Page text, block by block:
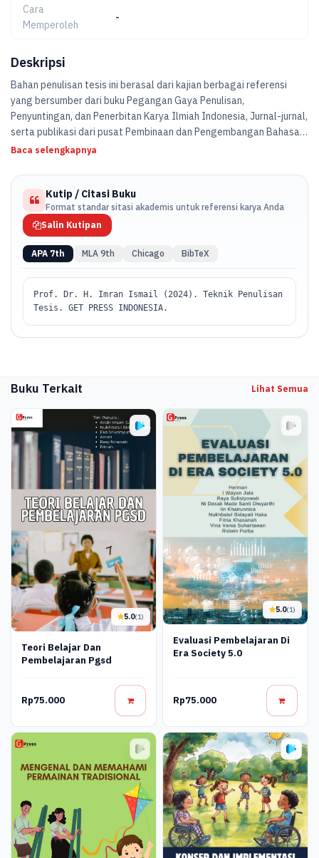
Cara
Memperoleh
-
Deskripsi
Bahan penulisan tesis ini berasal dari kajian berbagai referensi
yang bersumber dari buku Pegangan Gaya Penulisan,
Penyuntingan, dan Penerbitan Karya Ilmiah Indonesia, Jurnal-jurnal,
serta publikasi dari pusat Pembinaan dan Pengembangan Bahasa
Depdikbud Republik Indonesia dan sumber lainnya.
Baca selengkapnya
Kutip / Citasi Buku
Format standar sitasi akademis untuk referensi karya Anda
Salin Kutipan
APA 7th MLA 9th Chicago BibTeX
Prof. Dr. H. Imran Ismail (2024). Teknik Penulisan
Tesis. GET PRESS INDONESIA.
Buku Terkait Lihat Semua
5.0(1)
Teori Belajar Dan
Pembelajaran Pgsd
Rp75.000
5.0(1)
Evaluasi Pembelajaran Di
Era Society 5.0
Rp75.000